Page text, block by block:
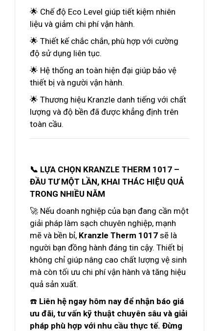
🌟 Chế độ Eco Level giúp tiết kiệm nhiên
liệu và giảm chi phí vận hành.
🌟 Thiết kế chắc chắn, phù hợp với cường
độ sử dụng liên tục.
🌟 Hệ thống an toàn hiện đại giúp bảo vệ
thiết bị và người vận hành.
🌟 Thương hiệu Kranzle danh tiếng với chất
lượng và độ bền đã được khẳng định trên
toàn cầu.
📞 LỰA CHỌN KRANZLE THERM 1017 –
ĐẦU TƯ MỘT LẦN, KHAI THÁC HIỆU QUẢ
TRONG NHIỀU NĂM
🚀 Nếu doanh nghiệp của bạn đang cần một
giải pháp làm sạch chuyên nghiệp, mạnh
mẽ và bền bỉ, Kranzle Therm 1017 sẽ là
người bạn đồng hành đáng tin cậy. Thiết bị
không chỉ giúp nâng cao chất lượng vệ sinh
mà còn tối ưu chi phí vận hành và tăng hiệu
quả sản xuất.
☎️ Liên hệ ngay hôm nay để nhận báo giá
ưu đãi, tư vấn kỹ thuật chuyên sâu và giải
pháp phù hợp với nhu cầu thực tế. Đừng